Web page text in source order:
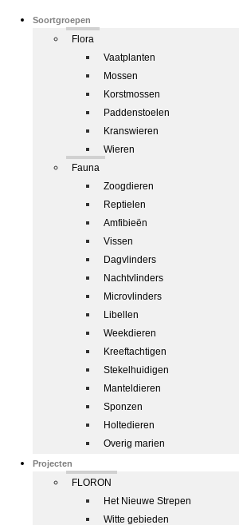
Soortgroepen
Flora
Vaatplanten
Mossen
Korstmossen
Paddenstoelen
Kranswieren
Wieren
Fauna
Zoogdieren
Reptielen
Amfibieën
Vissen
Dagvlinders
Nachtvlinders
Microvlinders
Libellen
Weekdieren
Kreeftachtigen
Stekelhuidigen
Manteldieren
Sponzen
Holtedieren
Overig marien
Projecten
FLORON
Het Nieuwe Strepen
Witte gebieden